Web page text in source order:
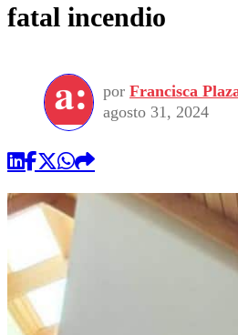
fatal incendio
por Francisca
agosto 31, 2024